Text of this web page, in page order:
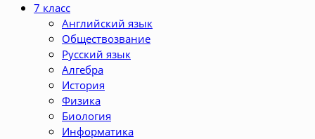
7 класс
Английский язык
Обществозвание
Русский язык
Алгебра
История
Физика
Биология
Информатика